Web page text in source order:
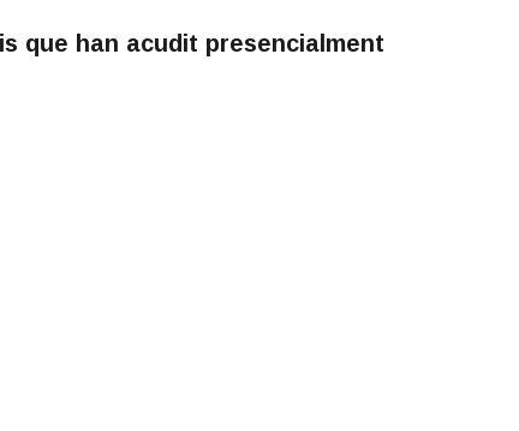
que han acudit presencialment